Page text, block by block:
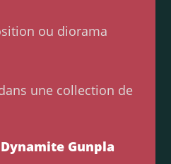
ou diorama
une collection de
Gunpla